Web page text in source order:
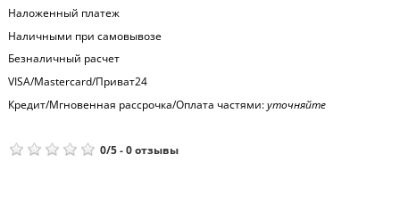
Наложенный платеж
Наличными при самовывозе
Безналичный расчет
VISA/Mastercard/Приват24
Кредит/Мгновенная рассрочка/Оплата частями:уточняйте
0/5-0отзывы